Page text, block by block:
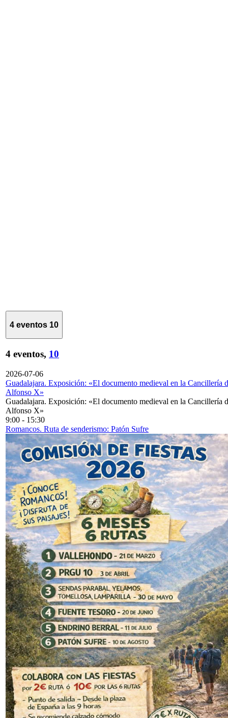
4 eventos 10
4 eventos, 10
2026-07-06
Guadalajara. Exposición: «El documento medieval en la Cancillería
Alfonso X»
Guadalajara. Exposición: «El documento medieval en la Cancillería
Alfonso X»
9:00 - 15:30
Romancos. Ruta de senderismo: Patón Sufre